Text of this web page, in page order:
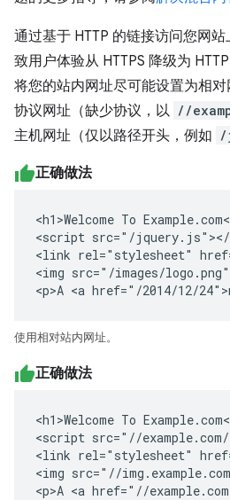
通过基于 HTTP 的链接访问您网
致用户体验从 HTTPS 降级为
将您的站内网址尽可能设置为相
协议网址（缺少协议，以 //
主机网址（仅以路径开头，例如 /
正确做法
<h1>Welcome To
<script src="/
<link rel="stylesheet"
<img src="/images/
<p>A <a href="/2014/12/
使用相对站内网址。
正确做法
<h1>Welcome To
<script src="//
<link rel="stylesheet"
<img src="//
<p>A <a href="//